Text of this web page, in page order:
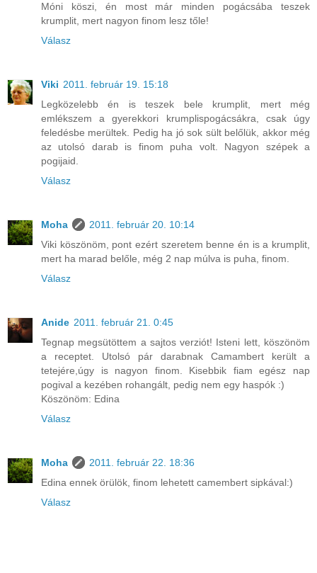
Móni köszi, én most már minden pogácsába teszek
krumplit, mert nagyon finom lesz tőle!
Válasz
Viki 2011. február 19. 15:18
Legközelebb én is teszek bele krumplit, mert még
emlékszem a gyerekkori krumplispogácsákra, csak úgy
feledésbe merültek. Pedig ha jó sok sült belőlük, akkor még
az utolsó darab is finom puha volt. Nagyon szépek a
pogijaid.
Válasz
Moha
2011. február 20. 10:14
Viki köszönöm, pont ezért szeretem benne én is a krumplit,
mert ha marad belőle, még 2 nap múlva is puha, finom.
Válasz
Anide 2011. február 21. 0:45
Tegnap megsütöttem a sajtos verziót! Isteni lett, köszönöm
a receptet. Utolsó pár darabnak Camambert került a
tetejére,úgy is nagyon finom. Kisebbik fiam egész nap
pogival a kezében rohangált, pedig nem egy haspók :)
Köszönöm: Edina
Válasz
Moha
2011. február 22. 18:36
Edina ennek örülök, finom lehetett camembert sipkával:)
Válasz